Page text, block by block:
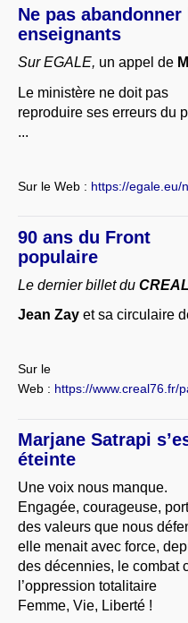
Ne pas abandonner
enseignants
Sur EGALE, un appel de
Le ministère ne doit pas
reproduire ses erreurs du
...
Sur le Web : https://egale.eu/
90 ans du Front
populaire
Le dernier billet du CREAL
Jean Zay et sa circulaire
Sur le
Web : https://www.creal76.fr/
Marjane Satrapi
éteinte
Une voix nous manque.
Engagée, courageuse,
des valeurs que nous
elle menait avec force,
des décennies, le combat
l’oppression totalitaire
Femme, Vie, Liberté !